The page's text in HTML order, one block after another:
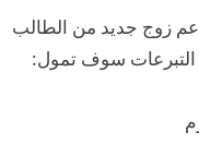
لدعم زوج جديد من الطالب
التبرعات سوف تمول: